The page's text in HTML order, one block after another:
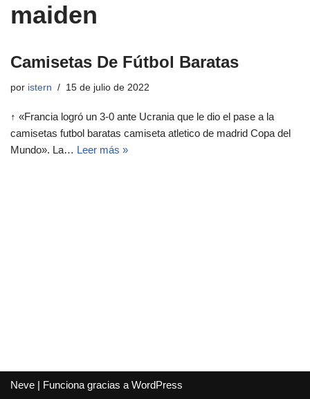
maiden
Camisetas De Fútbol Baratas
por istern 15 de julio de 2022
↑ «Francia logró un 3-0 ante Ucrania que le dio el pase a la
camisetas futbol baratas camiseta atletico de madrid Copa del
Mundo». La… Leer más »
Neve | Funciona gracias a WordPress